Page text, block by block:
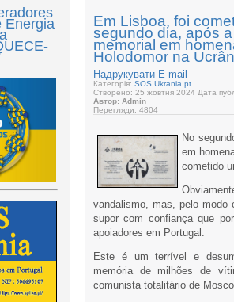
Energia Em Lisboa, foi
segundo dia, após
memorial em
Holodomor na
Надрукувати E-mail
Категорія: SOS Ukrania pt
Створено: 25 жовтня 2024 Дата
Автор: Admin
Перегляди: 4804
No
em
cometido
vandalismo, mas, pelo modo
supor com confiança que
apoiadores em Portugal.
Este é um terrível e
memória de milhões de
comunista totalitário de